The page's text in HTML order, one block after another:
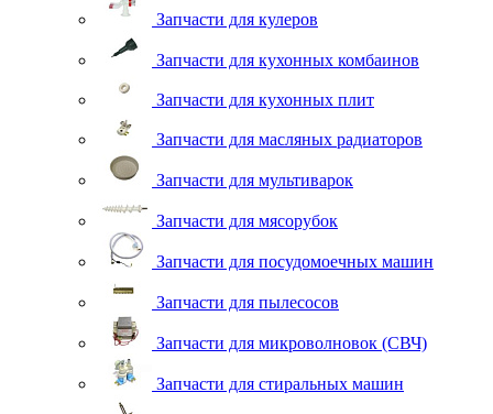
Запчасти для кулеров
Запчасти для кухонных комбаинов
Запчасти для кухонных плит
Запчасти для масляных радиаторов
Запчасти для мультиварок
Запчасти для мясорубок
Запчасти для посудомоечных машин
Запчасти для пылесосов
Запчасти для микроволновок (СВЧ)
Запчасти для стиральных машин